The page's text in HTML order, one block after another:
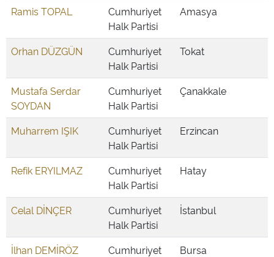
Ramis TOPAL
Cumhuriyet
Halk Partisi
Amasya
Orhan DÜZGÜN
Cumhuriyet
Halk Partisi
Tokat
Mustafa Serdar
SOYDAN
Cumhuriyet
Halk Partisi
Çanakkale
Muharrem IŞIK
Cumhuriyet
Halk Partisi
Erzincan
Refik ERYILMAZ
Cumhuriyet
Halk Partisi
Hatay
Celal DİNÇER
Cumhuriyet
Halk Partisi
İstanbul
İlhan DEMİRÖZ
Cumhuriyet
Bursa